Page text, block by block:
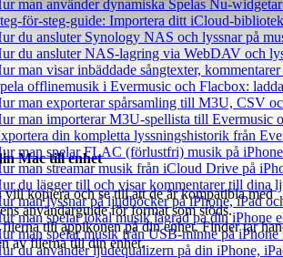
man använder dynamiska Spelas Nu-
för-steg-guide: Importera ditt iCloud-
du ansluter Synology NAS och lyssnar på
du ansluter NAS-lagring via WebDAV och
man visar inbäddade sångtexter,
offlinemusik i Evermusic och Flacbox:
man exporterar spårsamling till M3U, CSV
man importerar M3U-spellista till Evermusic
din kompletta lyssningshistorik från
man spelar FLAC (förlustfri) musik på iPhone
man streamar musik från iCloud Drive på
du lägger till och visar kommentarer till dina
man lyssnar på ljudböcker på iPhone, iPad
man spelar lokal musik lagrad pa din iPhone
man spelar musik från USB-minne på
du använder ljudequalizern på din iPhone,
Mac till enhet
kopiera och se till att de är kompatibla med
användarguide för format som stöds.
till appikonen på din enhet. Finder tar
av filerna till din enhet.